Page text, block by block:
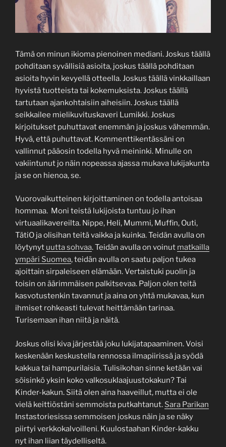
Tämä on minun ikioma pienoinen mediani. Joskus täällä
pohditaan syvällisiä asioita, joskus täällä pohditaan
asioita hyvin kevyellä otteella. Joskus täällä vinkkaillaan
hyvistä tuotteista tai kokemuksista. Joskus täällä
tartutaan ajankohtaisiin aiheisiin. Joskus täällä
seikkailee mielikuvituskaveri Lumikki. Joskus
kirjoitukset puhuttavat enemmän ja joskus vähemmän.
Hyvä, että puhuttavat. Kommenttikentässäni on
vallinnut pääosin todella hyvä meininki. Minulle on
vakiintunut jo näin nopeassa ajassa mukava lukijakunta
ja se on hienoa, se.
Vuorovaikutteinen kirjoittaminen on todella antoisaa
hommaa. Moni teistä lukijoista tuntuu jo ihan
virtuaalikavereilta. Nippe, Heli, Mummi, Muffin, Outi,
TätiO ja olisihan teitä vaikka ja kuinka. Teidän avulla on
löytynyt uutta sohvaa. Teidän avulla on voinut matkailla
ympäri Suomea, teidän avulla on saatu paljon tukea
ajoittain sirpaleiseen elämään. Vertaistuki puolin ja
toisin on äärimmäisen palkitsevaa. Paljon olen teitä
kasvotustenkin tavannut ja aina on yhtä mukavaa, kun
ihmiset rohkeasti tulevat heittämään tarinaa.
Turisemaan ihan niitä ja näitä.
Joskus olisi kiva järjestää joku lukijatapaaminen. Voisi
keskenään keskustella rennossa ilmapiirissä ja syödä
kakkua tai hampurilaisia. Tulisikohan sinne ketään vai
söisinkö yksin koko valkosuklaajuustokakun? Tai
Kinder-kakun. Siitä olen aina haaveillut, mutta ei ole
vielä keittiöstäni semmoista putkahtanut. Sara Parikan
Instastoriesissa semmoisen joskus näin ja se näky
piirtyi verkkokalvoilleni. Kuulostaahan Kinder-kakku
nyt ihan liian täydelliseltä.